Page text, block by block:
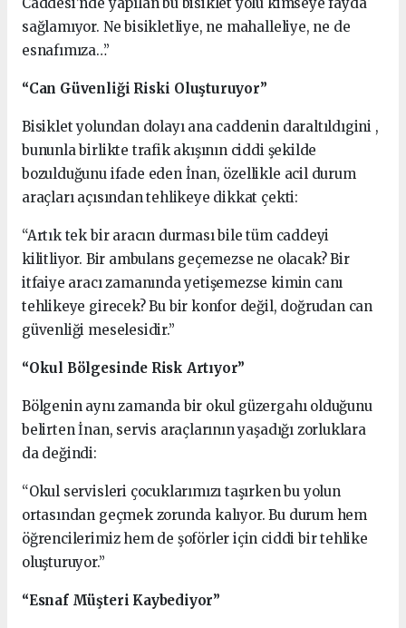
sağlamıyor. Ne bisikletliye, ne mahalleliye, ne de
esnafımıza…”
“Can Güvenliği Riski Oluşturuyor”
Bisiklet yolundan dolayı ana caddenin daraltıldıgini ,
bununla birlikte trafik akışının ciddi şekilde
bozulduğunu ifade eden İnan, özellikle acil durum
araçları açısından tehlikeye dikkat çekti:
“Artık tek bir aracın durması bile tüm caddeyi
kilitliyor. Bir ambulans geçemezse ne olacak? Bir
itfaiye aracı zamanında yetişemezse kimin canı
tehlikeye girecek? Bu bir konfor değil, doğrudan can
güvenliği meselesidir.”
“Okul Bölgesinde Risk Artıyor”
Bölgenin aynı zamanda bir okul güzergahı olduğunu
belirten İnan, servis araçlarının yaşadığı zorluklara
da değindi:
“Okul servisleri çocuklarımızı taşırken bu yolun
ortasından geçmek zorunda kalıyor. Bu durum hem
öğrencilerimiz hem de şoförler için ciddi bir tehlike
oluşturuyor.”
“Esnaf Müşteri Kaybediyor”